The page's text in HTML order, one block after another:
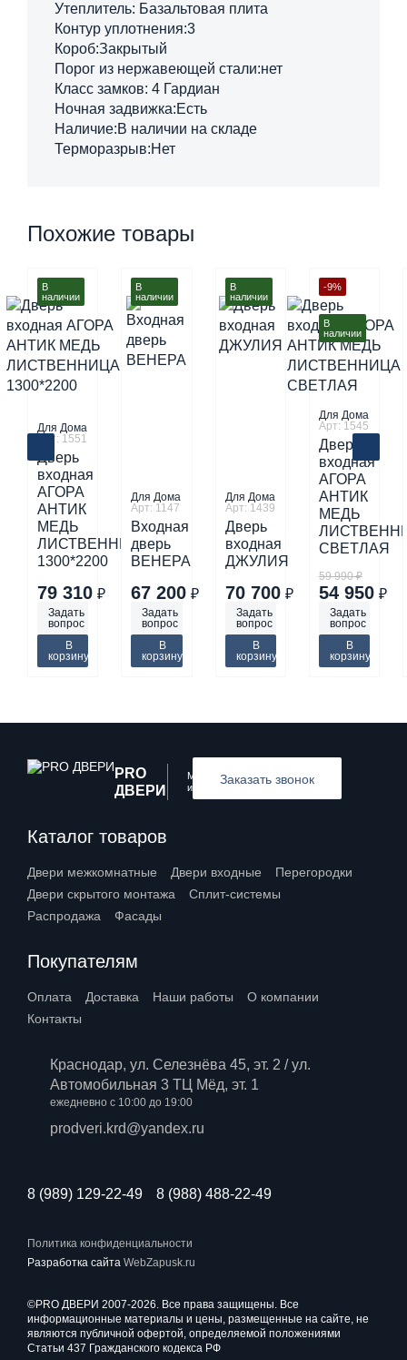
Утеплитель: Базальтовая плита
Контур уплотнения:3
Короб:Закрытый
Порог из нержавеющей стали:нет
Класс замков: 4 Гардиан
Ночная задвижка:Есть
Наличие:В наличии на складе
Терморазрыв:Нет
Похожие товары
В
наличии
Для Дома
Арт: 1551
Дверь
входная
АГОРА
АНТИК
МЕДЬ
ЛИСТВЕННИЦА
1300*2200
79 310 ₽
Задать
вопрос
В
корзину
В
наличии
Для Дома
Арт: 1147
Входная
дверь
ВЕНЕРА
67 200 ₽
Задать
вопрос
В
корзину
В
наличии
Для Дома
Арт: 1439
Дверь
входная
ДЖУЛИЯ
70 700 ₽
Задать
вопрос
В
корзину
-9%
В
наличии
Для Дома
Арт: 1545
Дверь
входная
АГОРА
АНТИК
МЕДЬ
СВЕТЛАЯ
59 990 ₽
54 950 ₽
Задать
вопрос
В
корзину
PRO
ДВЕРИ
Межкомнатные
и входные двери
Политика конфиденциальности
Разработка сайта WebZapusk.ru
Каталог товаров
Двери межкомнатные Двери входные
Перегородки
Двери скрытого монтажа
Сплит-системы
Распродажа
Фасады
Покупателям
Оплата Доставка Наши работы
О компании
Контакты
Краснодар, ул. Селезнёва 45, эт. 2 / ул.
Автомобильная 3 ТЦ Мёд, эт. 1
ежедневно с 10:00 до 19:00
prodveri.krd@yandex.ru
8 (989) 129-22-49 8 (988) 488-22-49
Заказать звонок
©PRO ДВЕРИ 2007-2026. Все права защищены. Все
информационные материалы и цены, размещенные на сайте, не
являются публичной офертой, определяемой положениями
Статьи 437 Гражданского кодекса РФ